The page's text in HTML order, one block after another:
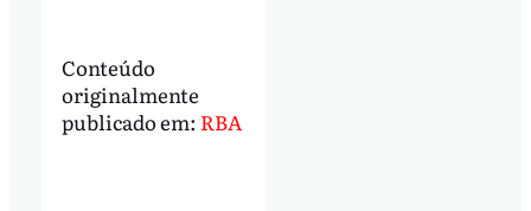
Conteúdo
originalmente
publicado em: RBA